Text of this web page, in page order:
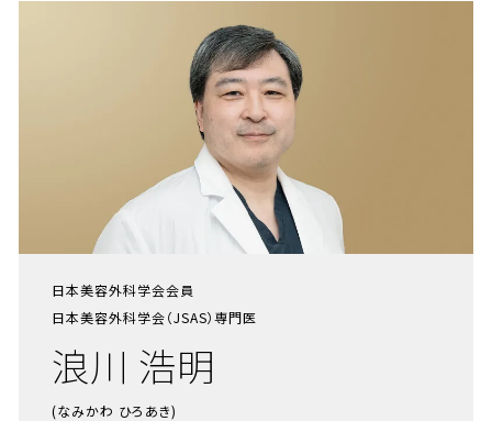
日本美容外科学会会員
日本美容外科学会（JSAS）専門医
浪川 浩明
(なみかわ ひろあき)